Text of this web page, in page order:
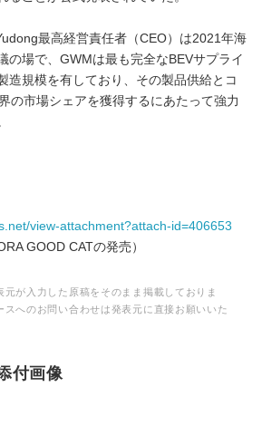
最高経営責任者（CEO）は2021年海
の場で、GWMは最も完全なBEVサプライ
造規模を有しており、その製品供給とコ
の市場シェアを獲得するにあたって強力
view-attachment?attach-id=406653
GOOD CATの発売）
が入力した原稿をそのまま掲載しておりま
スへのお問い合わせは発表元に直接お願いいた
付画像